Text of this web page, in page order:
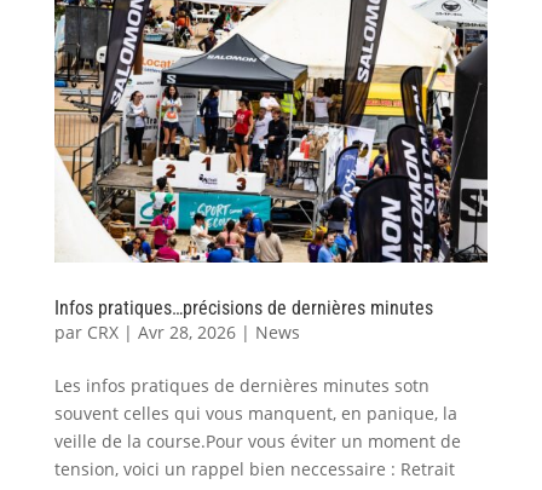
Infos pratiques…précisions de dernières minutes
par CRX| Avr 28, 2026| News
Les infos pratiques de dernières minutes sotn
souvent celles qui vous manquent, en panique, la
veille de la course.Pour vous éviter un moment de
tension, voici un rappel bien neccessaire : Retrait